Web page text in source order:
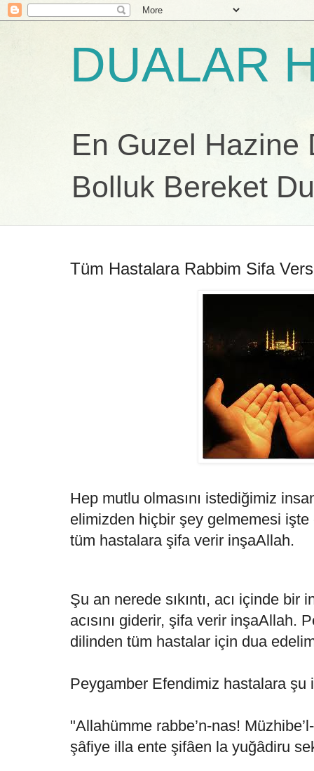
DUALAR
En Guzel Hazine
Bolluk Bereket
Tüm Hastalara Rabbim Sifa
Hep mutlu olmasını istediğimiz
elimizden hiçbir şey gelmemesi
tüm hastalara şifa verir inşaAllah.
Şu an nerede sıkıntı, acı içinde bir
acısını giderir, şifa verir inşaAllah.
dilinden tüm hastalar için dua
Peygamber Efendimiz hastalara
"Allahümme rabbe’n-nas!
şâfiye illa ente şifâen la yuğâdiru